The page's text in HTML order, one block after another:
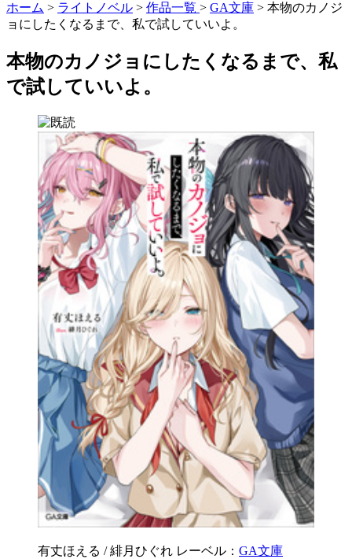
ホーム > ライトノベル > 作品一覧 > GA文庫 > 本物のカノジ
ョにしたくなるまで、私で試していいよ。
本物のカノジョにしたくなるまで、私
で試していいよ。
有丈ほえる / 緋月ひぐれ レーベル： GA文庫